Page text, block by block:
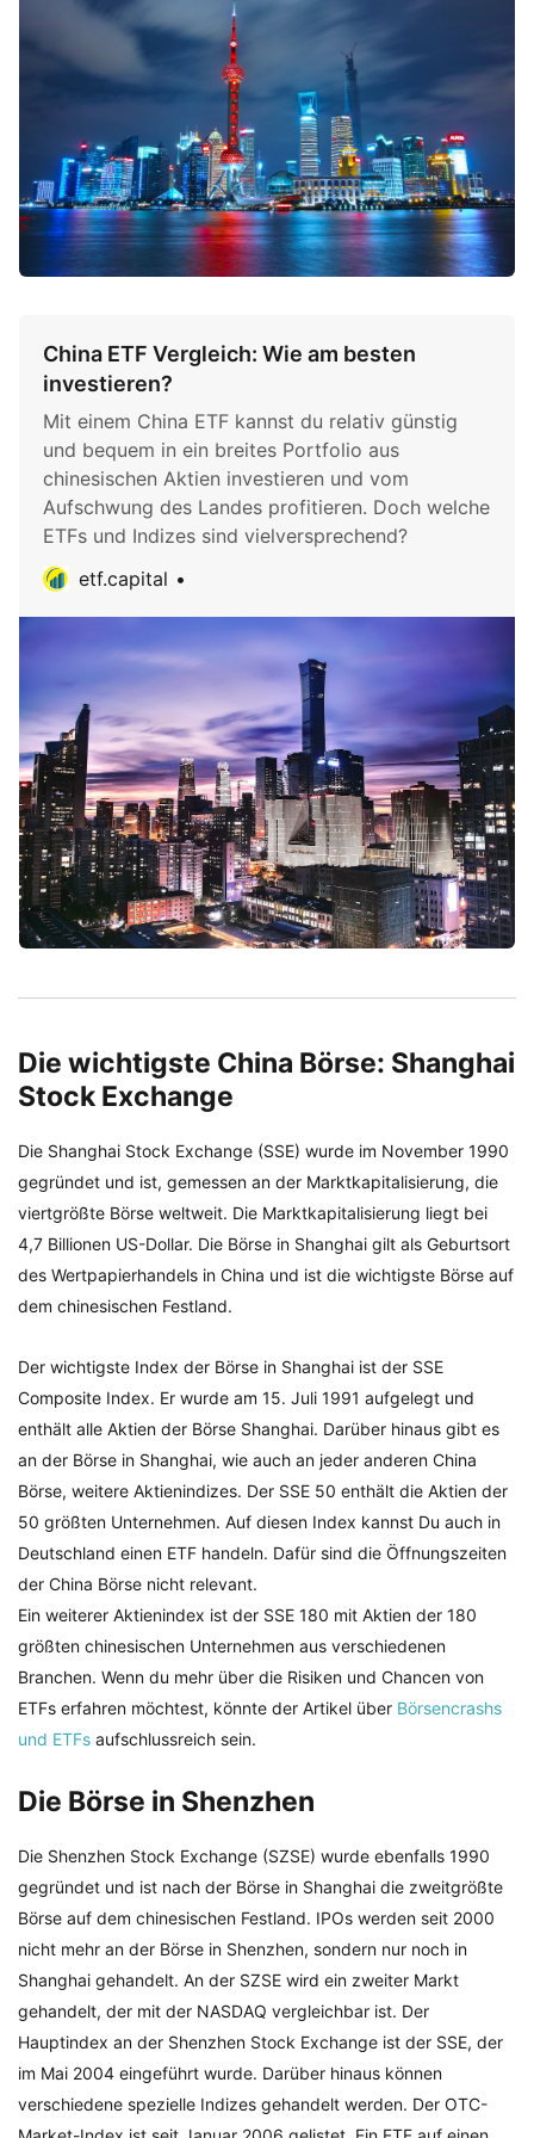
China ETF Vergleich: Wie am besten
investieren?
Mit einem China ETF kannst du relativ günstig
und bequem in ein breites Portfolio aus
chinesischen Aktien investieren und vom
Aufschwung des Landes profitieren. Doch welche
ETFs und Indizes sind vielversprechend?
etf.capital
Die wichtigste China Börse: Shanghai
Stock Exchange
Die Shanghai Stock Exchange (SSE) wurde im November 1990
gegründet und ist, gemessen an der Marktkapitalisierung, die
viertgrößte Börse weltweit. Die Marktkapitalisierung liegt bei
4,7 Billionen US-Dollar. Die Börse in Shanghai gilt als Geburtsort
des Wertpapierhandels in China und ist die wichtigste Börse auf
dem chinesischen Festland.
Der wichtigste Index der Börse in Shanghai ist der SSE
Composite Index. Er wurde am 15. Juli 1991 aufgelegt und
enthält alle Aktien der Börse Shanghai. Darüber hinaus gibt es
an der Börse in Shanghai, wie auch an jeder anderen China
Börse, weitere Aktienindizes. Der SSE 50 enthält die Aktien der
50 größten Unternehmen. Auf diesen Index kannst Du auch in
Deutschland einen ETF handeln. Dafür sind die Öffnungszeiten
der China Börse nicht relevant.
Ein weiterer Aktienindex ist der SSE 180 mit Aktien der 180
größten chinesischen Unternehmen aus verschiedenen
Branchen. Wenn du mehr über die Risiken und Chancen von
ETFs erfahren möchtest, könnte der Artikel über Börsencrashs
und ETFs aufschlussreich sein.
Die Börse in Shenzhen
Die Shenzhen Stock Exchange (SZSE) wurde ebenfalls 1990
gegründet und ist nach der Börse in Shanghai die zweitgrößte
Börse auf dem chinesischen Festland. IPOs werden seit 2000
nicht mehr an der Börse in Shenzhen, sondern nur noch in
Shanghai gehandelt. An der SZSE wird ein zweiter Markt
gehandelt, der mit der NASDAQ vergleichbar ist. Der
Hauptindex an der Shenzhen Stock Exchange ist der SSE, der
im Mai 2004 eingeführt wurde. Darüber hinaus können
verschiedene spezielle Indizes gehandelt werden. Der OTC-